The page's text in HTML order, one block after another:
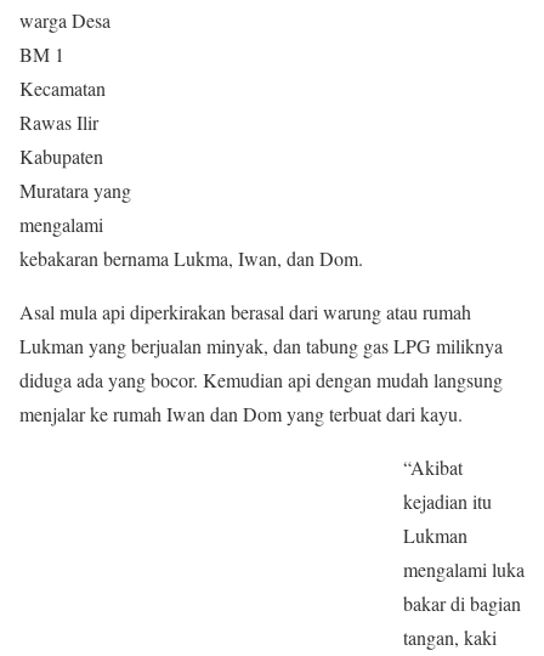
warga Desa
BM 1
Kecamatan
Rawas Ilir
Kabupaten
Muratara yang
mengalami
kebakaran bernama Lukma, Iwan, dan Dom.
Asal mula api diperkirakan berasal dari warung atau rumah
Lukman yang berjualan minyak, dan tabung gas LPG miliknya
diduga ada yang bocor. Kemudian api dengan mudah langsung
menjalar ke rumah Iwan dan Dom yang terbuat dari kayu.
“Akibat
kejadian itu
Lukman
mengalami luka
bakar di bagian
tangan, kaki